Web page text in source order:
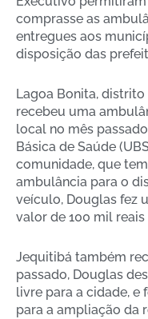
comprasse as
entregues aos
disposição das
Lagoa Bonita,
recebeu uma
local no mês
Básica de Saúde
comunidade, que
ambulância para o
veículo, Douglas fez
valor de 100 mil
Jequitibá também
passado, Douglas
livre para a cidade, e
para a ampliação da